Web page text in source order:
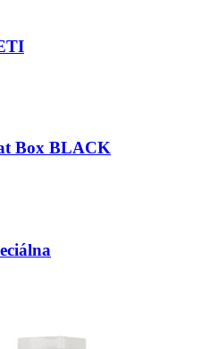
Box BLACK